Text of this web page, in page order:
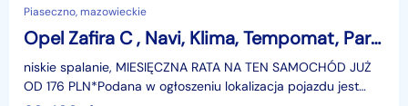
Piaseczno, mazowieckie
Opel Zafira C , Navi, Klima, Tempomat, Parktronic, Podgrzewane siedzienia
niskie spalanie, MIESIĘCZNA RATA NA TEN SAMOCHÓD JUŻ
OD 176 PLN*Podana w ogłoszeniu lokalizacja pojazdu jest